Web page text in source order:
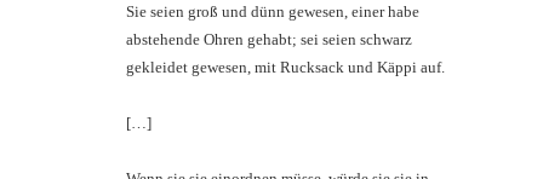
Sie seien groß und dünn gewesen, einer habe
abstehende Ohren gehabt; sei seien schwarz
gekleidet gewesen, mit Rucksack und Käppi auf.
[…]